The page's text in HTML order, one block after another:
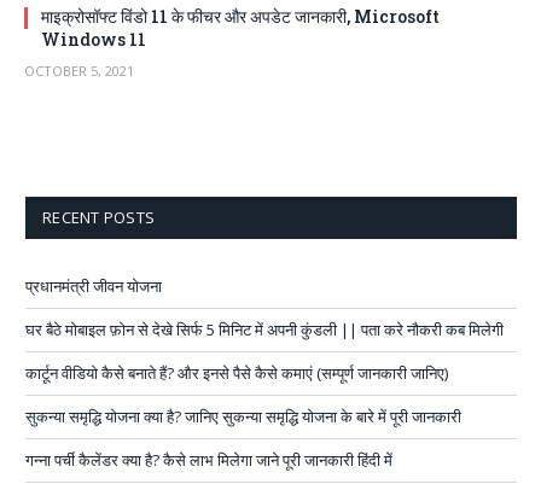
माइक्रोसॉफ्ट विंडो 11 के फीचर और अपडेट जानकारी, Microsoft
Windows 11
OCTOBER 5, 2021
RECENT POSTS
प्रधानमंत्री जीवन योजना
घर बैठे मोबाइल फ़ोन से देखे सिर्फ 5 मिनिट में अपनी कुंडली || पता करे नौकरी कब मिलेगी
कार्टून वीडियो कैसे बनाते हैं? और इनसे पैसे कैसे कमाएं (सम्पूर्ण जानकारी जानिए)
सुकन्या समृद्धि योजना क्या है? जानिए सुकन्या समृद्धि योजना के बारे में पूरी जानकारी
गन्ना पर्ची कैलेंडर क्या है? कैसे लाभ मिलेगा जाने पूरी जानकारी हिंदी में